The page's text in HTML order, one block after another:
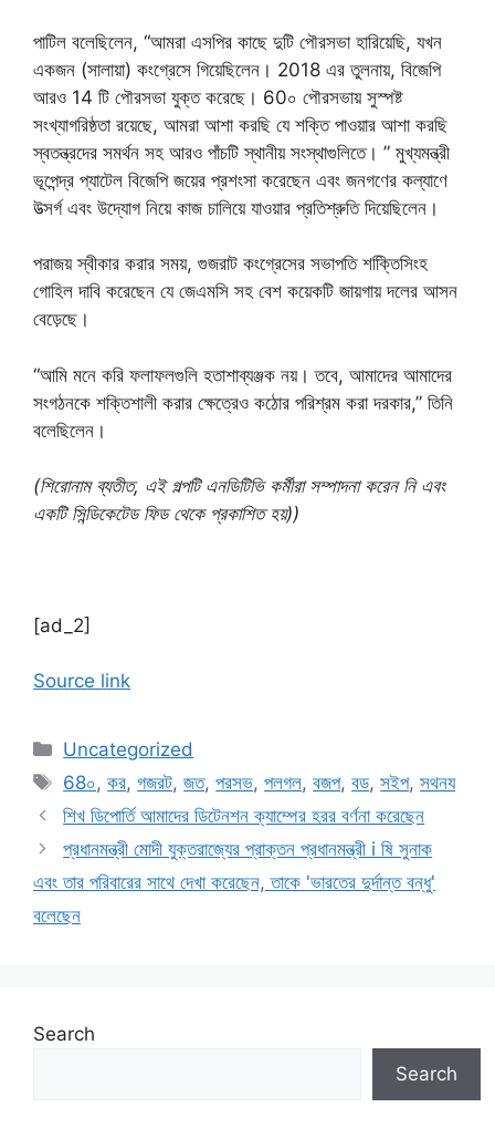
পাটিল বলেছিলেন, “আমরা এসপির কাছে দুটি পৌরসভা হারিয়েছি, যখন
একজন (সালায়া) কংগ্রেসে গিয়েছিলেন। 2018 এর তুলনায়, বিজেপি
আরও 14 টি পৌরসভা যুক্ত করেছে। 60০ পৌরসভায় সুস্পষ্ট
সংখ্যাগরিষ্ঠতা রয়েছে, আমরা আশা করছি যে শক্তি পাওয়ার আশা করছি
স্বতন্ত্রদের সমর্থন সহ আরও পাঁচটি স্থানীয় সংস্থাগুলিতে। ” মুখ্যমন্ত্রী
ভূপেন্দ্র প্যাটেল বিজেপি জয়ের প্রশংসা করেছেন এবং জনগণের কল্যাণে
উত্সর্গ এবং উদ্যোগ নিয়ে কাজ চালিয়ে যাওয়ার প্রতিশ্রুতি দিয়েছিলেন।
পরাজয় স্বীকার করার সময়, গুজরাট কংগ্রেসের সভাপতি শক্তিিসিংহ
গোহিল দাবি করেছেন যে জেএমসি সহ বেশ কয়েকটি জায়গায় দলের আসন
বেড়েছে।
“আমি মনে করি ফলাফলগুলি হতাশাব্যঞ্জক নয়। তবে, আমাদের আমাদের
সংগঠনকে শক্তিশালী করার ক্ষেত্রেও কঠোর পরিশ্রম করা দরকার,” তিনি
বলেছিলেন।
(শিরোনাম ব্যতীত, এই গল্পটি এনডিটিভি কর্মীরা সম্পাদনা করেন নি এবং
একটি সিন্ডিকেটেড ফিড থেকে প্রকাশিত হয়))
[ad_2]
Source link
Categories
Uncategorized
Tags
68০,কর,গজরট,জত,পরসভ,পলগল,বজপ,বড,সইপ,সথনয
শিখ ডিপোর্তি আমাদের ডিটেনশন ক্যাম্পের হরর বর্ণনা করেছেন
প্রধানমন্ত্রী মোদী যুক্তরাজ্যের প্রাক্তন প্রধানমন্ত্রী i ষি সুনাক
এবং তার পরিবারের সাথে দেখা করেছেন, তাকে 'ভারতের দুর্দান্ত বন্ধু'
বলেছেন
Search
Search